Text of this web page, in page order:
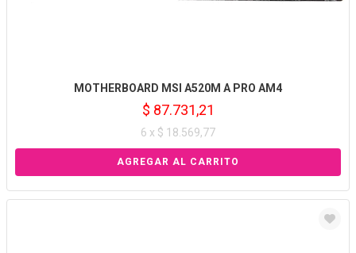
MOTHERBOARD MSI A520M A PRO AM4
$ 87.731,21
6 x $ 18.569,77